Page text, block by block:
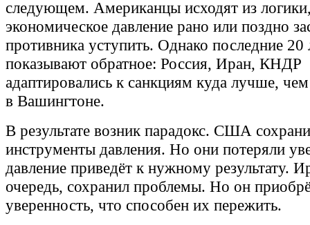
следующем. Американцы исходят из
экономическое давление рано или поздно
противника уступить. Однако последние 20
показывают обратное: Россия, Иран, КНДР
адаптировались к санкциям куда лучше,
в Вашингтоне.
В результате возник парадокс. США
инструменты давления. Но они потеряли
давление приведёт к нужному результату.
очередь, сохранил проблемы. Но он
уверенность, что способен их пережить.